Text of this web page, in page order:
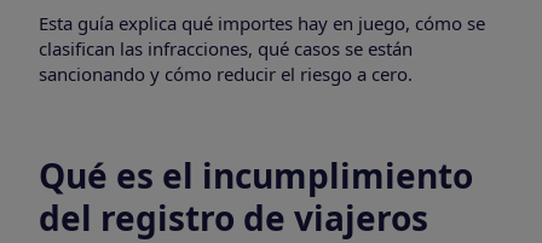
Esta guía explica qué importes hay en juego, cómo se
clasifican las infracciones, qué casos se están
sancionando y cómo reducir el riesgo a cero.
Qué es el incumplimiento
del registro de viajeros